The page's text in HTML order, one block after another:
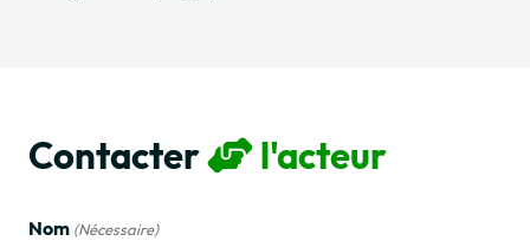
Contacter l'acteur
Nom (Nécessaire)